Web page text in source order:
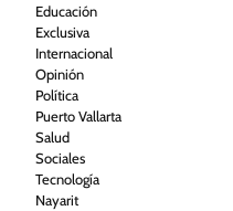
Educación
Exclusiva
Internacional
Opinión
Política
Puerto Vallarta
Salud
Sociales
Tecnología
Nayarit